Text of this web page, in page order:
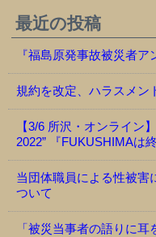
最近の投稿
『福島原発事故被災者
規約を改定、ハラスメン
【3/6 所沢・オンライン
2022” 『FUKUSHIMAは
当団体職員による性被害
ついて
「被災当事者の語りに